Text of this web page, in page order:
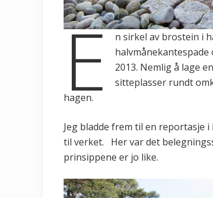
E
n sirkel av brostein i
2013. Nemlig å lage
sitteplasser rundt
hagen.
Jeg bladde frem til en reportasje
til verket. Her var det
prinsippene er jo like.